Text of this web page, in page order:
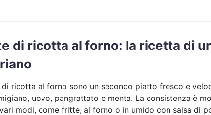
di ricotta al forno: la ricetta di
ricotta al forno sono un secondo piatto fresco e
uovo, pangrattato e menta. La consistenza è
modi, come fritte, al forno o in umido con salsa di